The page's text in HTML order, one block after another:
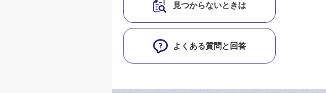
見つからないときは
よくある質問と回答